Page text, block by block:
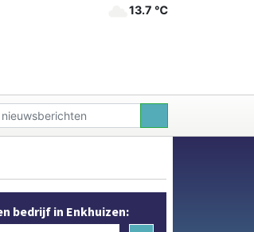
13.7 ℃
bedrijf in Enkhuizen: